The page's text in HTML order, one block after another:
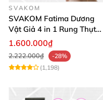
SVAKOM
SVAKOM Fatima Dương
Vật Giả 4 in 1 Rung Thụt
Hút Toả Nhiệt Massage Cho
1.600.000₫
2.222.000₫
-28%
(1,198)